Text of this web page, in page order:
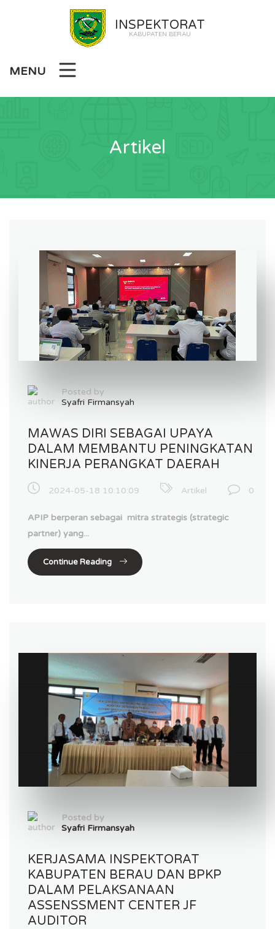
INSPEKTORAT
KABUPATEN BERAU
MENU
Artikel
Posted by
Syafri Firmansyah
MAWAS DIRI SEBAGAI UPAYA
DALAM MEMBANTU PENINGKATAN
KINERJA PERANGKAT DAERAH
2024-05-18 10:10:09 Artikel 0
APIP berperan sebagai mitra strategis (strategic
partner) yang...
Continue Reading
Posted by
Syafri Firmansyah
KERJASAMA INSPEKTORAT
KABUPATEN BERAU DAN BPKP
DALAM PELAKSANAAN
ASSENSSMENT CENTER JF
AUDITOR